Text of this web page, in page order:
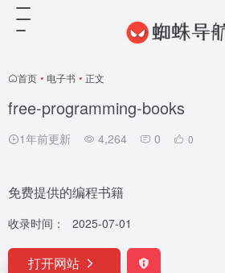
首页 • 电子书 • 正文
free-programming-books​
1年前更新 4,264 0 0
免费提供的编程书籍
收录时间： 2025-07-01
打开网站